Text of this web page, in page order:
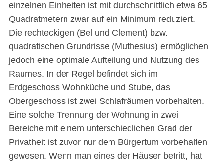
einzelnen Einheiten ist mit durchschnittlich etwa 65
Quadratmetern zwar auf ein Minimum reduziert.
Die rechteckigen (Bel und Clement) bzw.
quadratischen Grundrisse (Muthesius) ermöglichen
jedoch eine optimale Aufteilung und Nutzung des
Raumes. In der Regel befindet sich im
Erdgeschoss Wohnküche und Stube, das
Obergeschoss ist zwei Schlafräumen vorbehalten.
Eine solche Trennung der Wohnung in zwei
Bereiche mit einem unterschiedlichen Grad der
Privatheit ist zuvor nur dem Bürgertum vorbehalten
gewesen. Wenn man eines der Häuser betritt, hat